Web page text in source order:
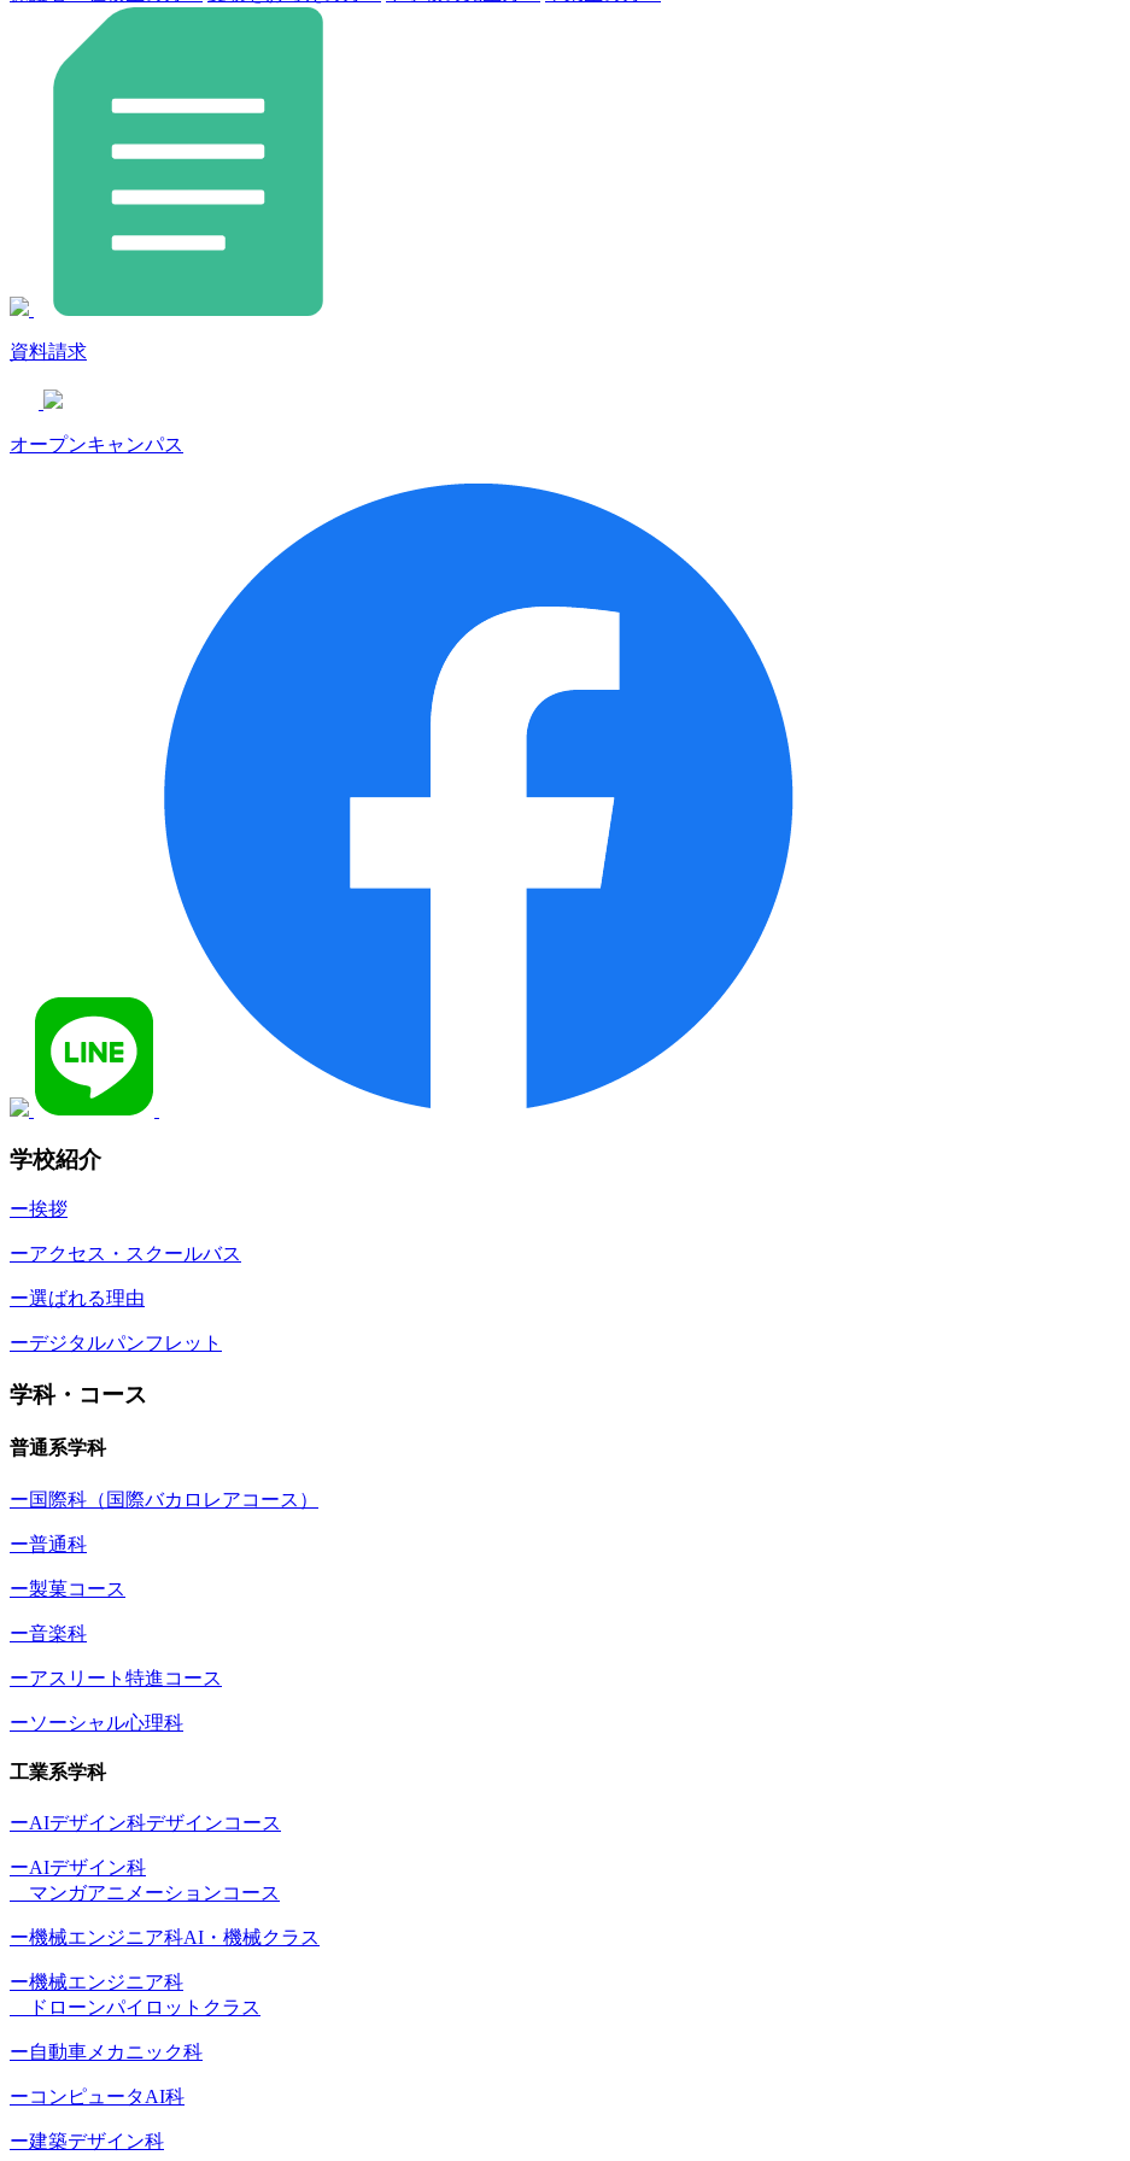
資料請求
オープンキャンパス
学校紹介
ー挨拶
ーアクセス・スクールバス
ー選ばれる理由
ーデジタルパンフレット
学科・コース
普通系学科
ー国際科（国際バカロレアコース）
ー普通科
ー製菓コース
ー音楽科
ーアスリート特進コース
ーソーシャル心理科
工業系学科
ーAIデザイン科デザインコース
ーAIデザイン科
マンガアニメーションコース
ー機械エンジニア科AI・機械クラス
ー機械エンジニア科
ドローンパイロットクラス
ー自動車メカニック科
ーコンピュータAI科
ー建築デザイン科